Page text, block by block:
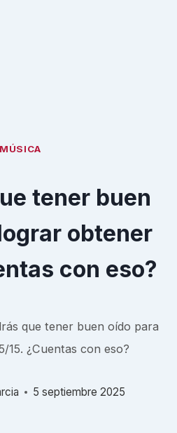
MÚSICA
tener buen
obtener
con eso?
que tener buen oído para
15. ¿Cuentas con eso?
5 septiembre 2025